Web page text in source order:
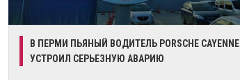
В ПЕРМИ ПЬЯНЫЙ ВОДИТЕЛЬ PORSCHE CAYENNE
УСТРОИЛ СЕРЬЕЗНУЮ АВАРИЮ